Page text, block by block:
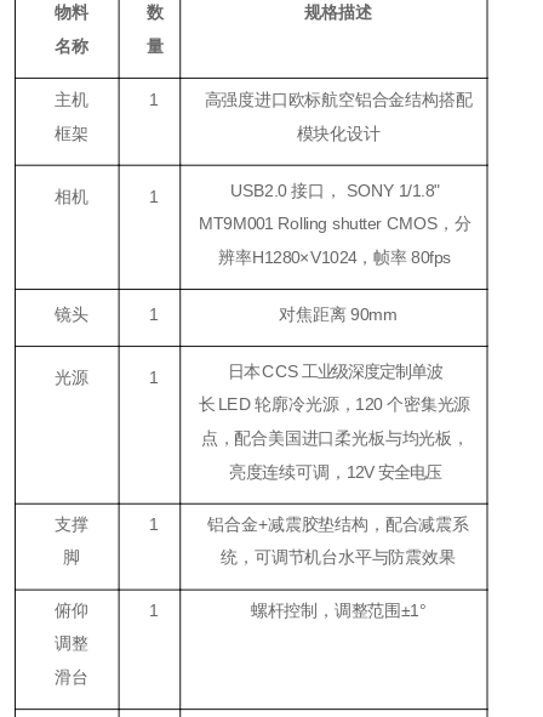
物料
名称
数
量
规格描述
主机
框架
1 高强度进口欧标航空铝合金结构搭配
模块化设计
相机 1 USB2.0 接口， SONY 1/1.8"
MT9M001 Rolling shutter CMOS，分
辨率H1280×V1024，帧率 80fps
镜头 1 对焦距离 90mm
光源 1 日本CCS 工业级深度定制单波
长 LED 轮廓冷光源， 120 个密集光源
点，配合美国进口柔光板与均光板，
亮度连续可调， 12V 安全电压
支撑
脚
1
铝合金+减震胶垫结构，配合减震系
统，可调节机台水平与防震效果
俯仰
调整
滑台
1 螺杆控制，调整范围±1°